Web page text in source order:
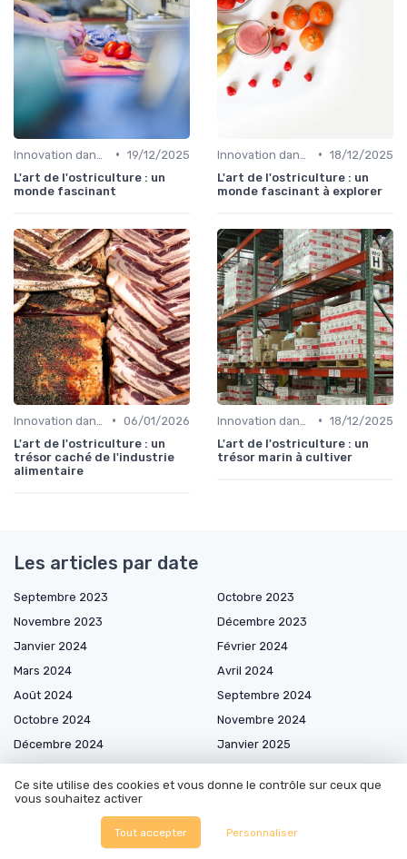
• 19/12/2025
L'art de l'ostriculture : un
monde fascinant
• 18/12/2025
L'art de l'ostriculture : un
monde fascinant à explorer
• 06/01/2026
L'art de l'ostriculture : un
trésor caché de l'industrie
alimentaire
• 18/12/2025
L'art de l'ostriculture : un
trésor marin à cultiver
Les articles par date
Septembre 2023
Octobre 2023
Novembre 2023
Décembre 2023
Janvier 2024
Février 2024
Mars 2024
Avril 2024
Août 2024
Septembre 2024
Octobre 2024
Novembre 2024
Décembre 2024
Janvier 2025
Avril 2025
Mai 2025
Ce site utilise des cookies et vous donne le contrôle sur ceux que
vous souhaitez activer
Tout accepter Personnaliser